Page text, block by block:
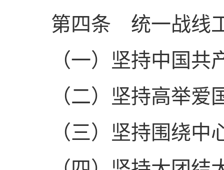
第四条 统一战线工
（一）坚持中国共
（二）坚持高举爱
（三）坚持围绕中